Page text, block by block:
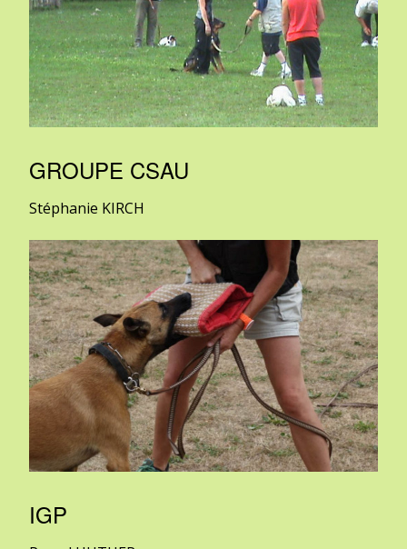
GROUPE CSAU
Stéphanie KIRCH
IGP